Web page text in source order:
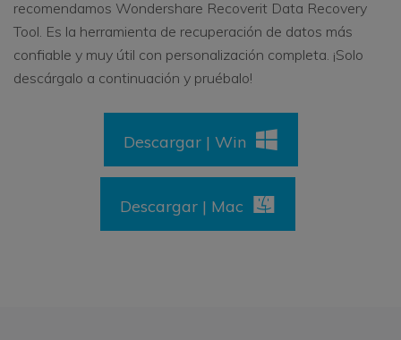
recomendamos Wondershare Recoverit Data Recovery
Tool. Es la herramienta de recuperación de datos más
confiable y muy útil con personalización completa. ¡Solo
descárgalo a continuación y pruébalo!
Descargar | Win
Descargar | Mac